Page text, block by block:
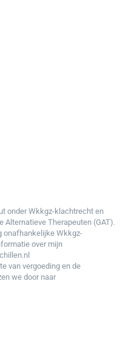
onder Wkkgz-klachtrecht en
Alternatieve Therapeuten (GAT).
onafhankelijke Wkkgz-
over mijn
van vergoeding en de
we door naar